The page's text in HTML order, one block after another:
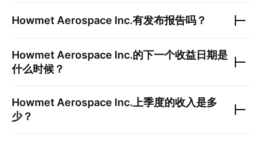
Howmet Aerospace Inc.有发布报告吗？
Howmet Aerospace Inc.的下一个收益日期是
什么时候？
Howmet Aerospace Inc. 上季度的收入是多
少？